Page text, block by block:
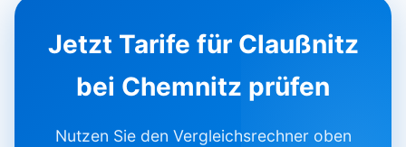
Jetzt Tarife für Claußnitz
bei Chemnitz prüfen
Nutzen Sie den Vergleichsrechner oben